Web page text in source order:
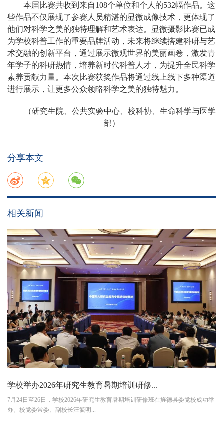
本届比赛共收到来自108个单位和个人的532幅作品。这
些作品不仅展现了参赛人员精湛的显微成像技术，更体现了
他们对科学之美的独特理解和艺术表达。显微摄影比赛已成
为学校科普工作的重要品牌活动，未来将继续搭建科研与艺
术交融的创新平台，通过展示微观世界的美丽画卷，激发青
年学子的科研热情，培养新时代科普人才，为提升全民科学
素养贡献力量。本次比赛获奖作品将通过线上线下多种渠道
进行展示，让更多公众领略科学之美的独特魅力。
（研究生院、公共实验中心、校科协、生命科学与医学
部）
分享本文
相关新闻
学校举办2026年研究生教育暑期培训研修...
7月24日至26日，学校2026年研究生教育暑期培训研修班在旌德县委党校成功举
办。校党委常委、副校长汪毓明...